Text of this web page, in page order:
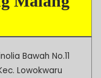
Bawah No.11
Lowokwaru